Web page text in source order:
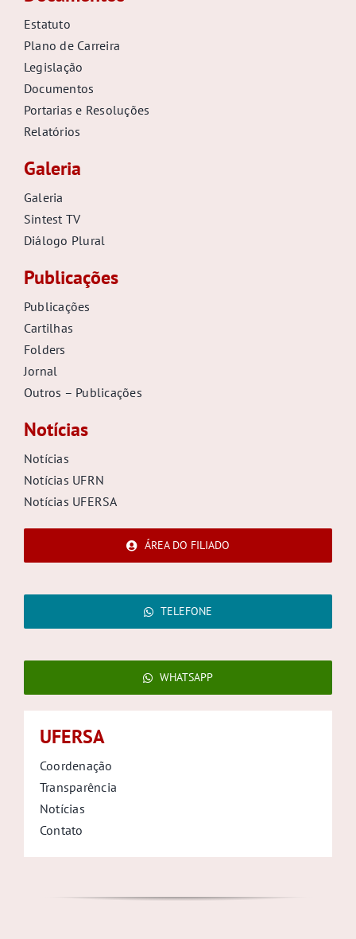
Estatuto
Plano de Carreira
Legislação
Documentos
Portarias e Resoluções
Relatórios
Galeria
Galeria
Sintest TV
Diálogo Plural
Publicações
Publicações
Cartilhas
Folders
Jornal
Outros – Publicações
Notícias
Notícias
Notícias UFRN
Notícias UFERSA
ÁREA DO FILIADO
TELEFONE
WHATSAPP
UFERSA
Coordenação
Transparência
Notícias
Contato